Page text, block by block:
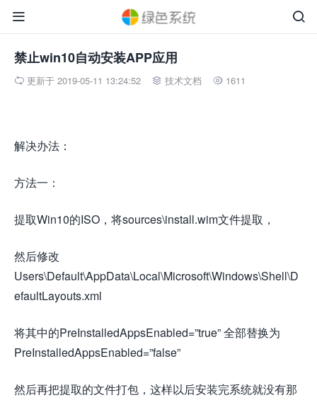


禁止win10自动安装APP应用
 更新于 2019-05-11 13:24:52  技术文档  1611
解决办法：
方法一：
提取Win10的ISO，将sources\install.wim文件提取，
然后修改
Users\Default\AppData\Local\Microsoft\Windows\Shell\D
efaultLayouts.xml
将其中的PreInstalledAppsEnabled=”true” 全部替换为
PreInstalledAppsEnabled=”false”
然后再把提取的文件打包，这样以后安装完系统就没有那